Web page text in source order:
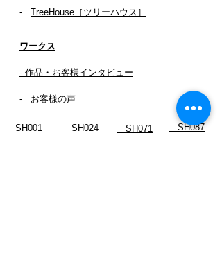
- TreeHouse［ツリーハウス］
ワークス
- 作品・お客様インタビュー
- お客様の声
SH001
SH024
SH071
SH087